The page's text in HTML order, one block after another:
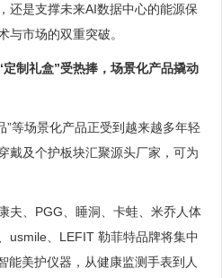
还是支撑未来AI数据中心的能源保
与市场的双重突破。
定制礼盒”受热捧，场景化产品撬动
”等场景化产品正受到越来越多年轻
戴及个护板块汇聚源头厂家，可为
夫、PGG、睡洞、卡蛙、米乔人体
usmile、LEFIT 勒菲特品牌将集中
能美护仪器，从健康监测手表到人